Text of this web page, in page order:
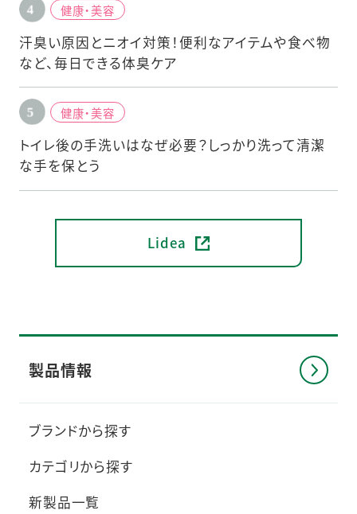
健康・美容
汗臭い原因とニオイ対策！便利なアイテムや食べ物
など、毎日できる体臭ケア
健康・美容
トイレ後の手洗いはなぜ必要？しっかり洗って清潔
な手を保とう
Lidea
製品情報
ブランドから探す
カテゴリから探す
新製品一覧